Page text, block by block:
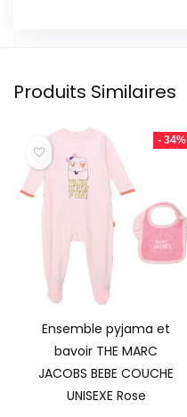
Produits Similaires
- 34%
Ensemble pyjama et
bavoir THE MARC
JACOBS BEBE COUCHE
UNISEXE Rose